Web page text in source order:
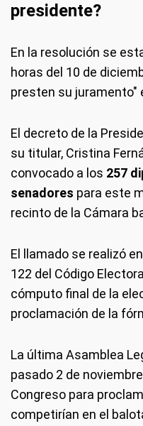
presidente?
En la resolución se
horas del 10 de
presten su juramento"
El decreto de la
su titular, Cristina
convocado a los 257
senadores para este
recinto de la Cámara
El llamado se realizó
122 del Código
cómputo final de la
proclamación de la
La última Asamblea
pasado 2 de
Congreso para
competirían en el